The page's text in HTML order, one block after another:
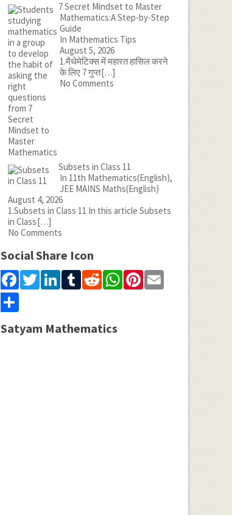
7 Secret Mindset to Master
Mathematics:A Step-by-Step
Guide
In Mathematics Tips
August 5, 2026
1.मैथेमेटिक्स में महारत हासिल करने
के लिए 7 गुप्त[…]
No Comments
Subsets in Class 11
In 11th Mathematics(English),
JEE MAINS Maths(English)
August 4, 2026
1.Subsets in Class 11 In this article Subsets
in Class[…]
No Comments
Social Share Icon
Facebook
Twitter
LinkedIn
Tumblr
Reddit
WhatsApp
Pinterest
Email
Share
Satyam Mathematics